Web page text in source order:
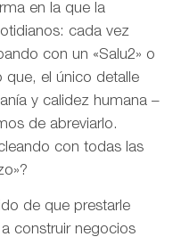
en la que la
cada vez
con un «Salu2» o
que, el único detalle
y calidez humana –
de abreviarlo.
con todas las
de que prestarle
construir negocios